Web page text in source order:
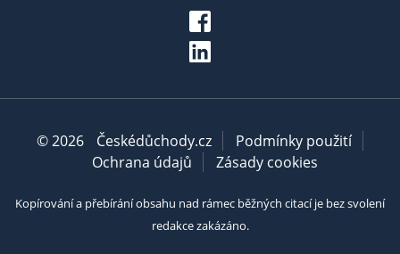
© 2026 Českédůchody.cz
Podmínky použití
Ochrana údajů
Zásady cookies
Kopírování a přebírání obsahu nad rámec běžných citací je bez svolení
redakce zakázáno.